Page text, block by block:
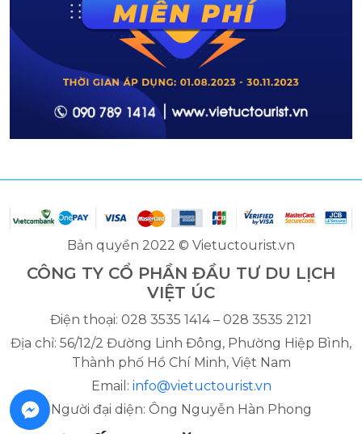
Bản quyền 2022 © Vietuctourist.vn
CÔNG TY CỔ PHẦN ĐẦU TƯ DU LỊCH
VIỆT ÚC
Điện thoại: 028 3535 1414 – 028 3535 2121
Địa chỉ: 56/12/2 Đường Linh Đông, Phường Hiệp Bình,
Thành phố Hồ Chí Minh, Việt Nam
Email: info@vietuctourist.vn
Người đại diện: Ông Nguyễn Hàn Phong